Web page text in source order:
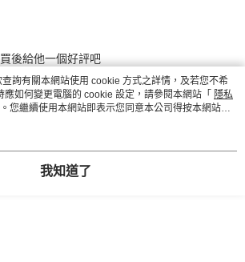
後給他一個好評吧
行
詢有關本網站使用 cookie 方式之詳情，及若您不希
應如何變更電腦的 cookie 設定，請參閱本網站「 隱私
您繼續使用本網站即表示您同意本公司得按本網站使
cookie。
我知道了